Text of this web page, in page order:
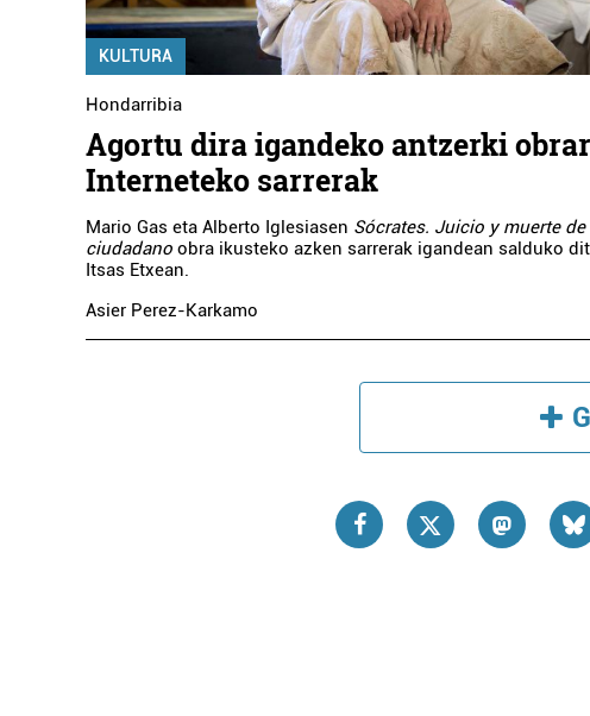
KULTURA
Hondarribia
Agortu dira igandeko antzerki
Interneteko sarrerak
Mario Gas eta Alberto Iglesiasen Sócrates. Juicio y muerte de
ciudadano obra ikusteko azken sarrerak igandean salduko
Itsas Etxean.
Asier Perez-Karkamo